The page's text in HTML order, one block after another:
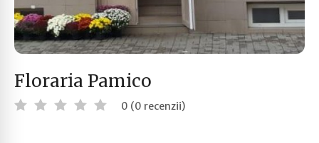
Floraria Pamico
0 (0 recenzii)